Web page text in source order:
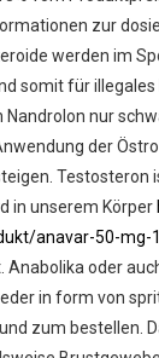
zur
werden im
somit für illegales
nur
der
Testosteron
in unserem Körper
anavar-50-mg-
Anabolika oder
in form von
zum bestellen.